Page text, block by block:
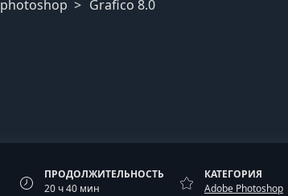
Grafico 8.0
ПРОДОЛЖИТЕЛЬНОСТЬ
20 ч 40 мин
КАТЕГОРИЯ
Adobe Photoshop